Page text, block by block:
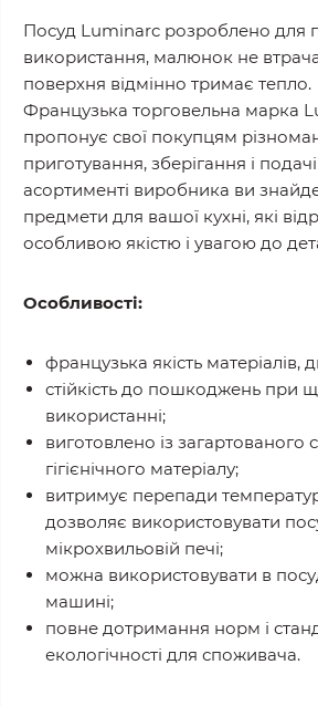
Посуд Luminarc розроблено для
використання, малюнок не
поверхня відмінно тримає тепло.
Французька торговельна марка
пропонує свої покупцям
приготування, зберігання і
асортименті виробника ви
предмети для вашої кухні, які
особливою якістю і увагою до
Особливості:
французька якість матеріалів,
стійкість до пошкоджень при
використанні;
виготовлено із загартованого
гігієнічного матеріалу;
витримує перепади
дозволяє використовувати
мікрохвильовій печі;
можна використовувати в
машині;
повне дотримання норм і
екологічності для споживача.